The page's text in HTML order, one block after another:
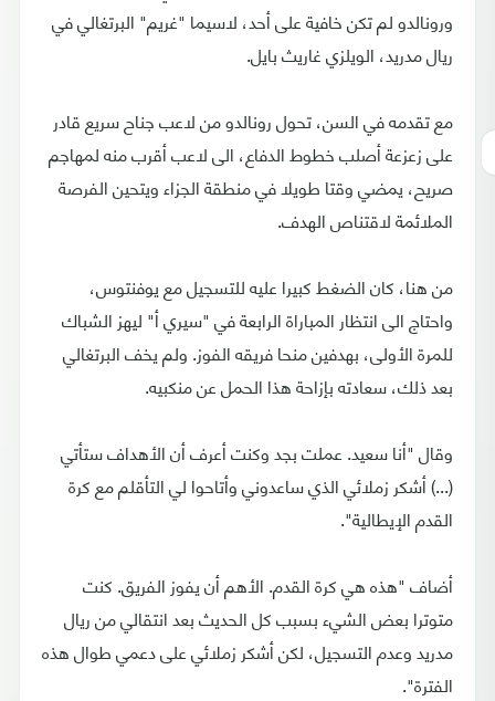
ورونالدو لم تكن خافية على أحد، لاسيما "غريم" البرتغالي في
ريال مدريد، الويلزي غاريث بايل.
مع تقدمه في السن، تحول رونالدو من لاعب جناح سريع قادر
على زعزعة أصلب خطوط الدفاع، الى لاعب أقرب منه لمهاجم
صريح، يمضي وقتا طويلا في منطقة الجزاء ويتحين الفرصة
الملائمة لاقتناص الهدف.
من هنا، كان الضغط كبيرا عليه للتسجيل مع يوفنتوس،
واحتاج الى انتظار المباراة الرابعة في "سيري أ" ليهز الشباك
للمرة الأولى، بهدفين منحا فريقه الفوز. ولم يخف البرتغالي
بعد ذلك، سعادته بإزاحة هذا الحمل عن منكبيه.
وقال "أنا سعيد. عملت بجد وكنت أعرف أن الأهداف ستأتي
(...) أشكر زملائي الذي ساعدوني وأتاحوا لي التأقلم مع كرة
القدم الإيطالية".
أضاف "هذه هي كرة القدم. الأهم أن يفوز الفريق. كنت
متوترا بعض الشيء بسبب كل الحديث بعد انتقالي من ريال
مدريد وعدم التسجيل، لكن أشكر زملائي على دعمي طوال هذه
الفترة".